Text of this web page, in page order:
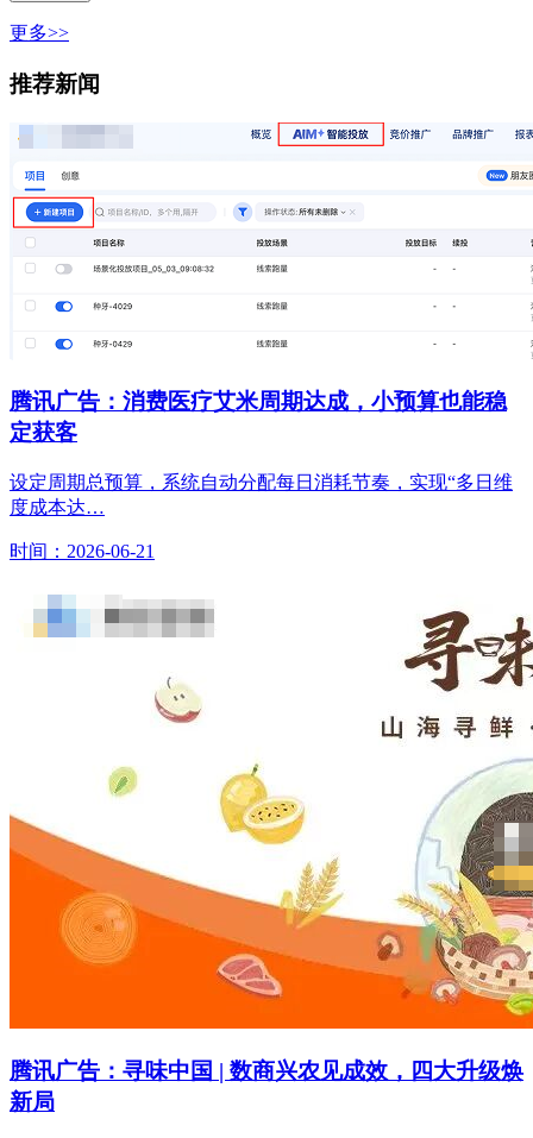
更多>>
推荐新闻
腾讯广告：消费医疗艾米周期达成，小预算也能稳
定获客
设定周期总预算，系统自动分配每日消耗节奏，实现“多日维
度成本达…
时间：2026-06-21
腾讯广告：寻味中国 | 数商兴农见成效，四大升级焕
新局